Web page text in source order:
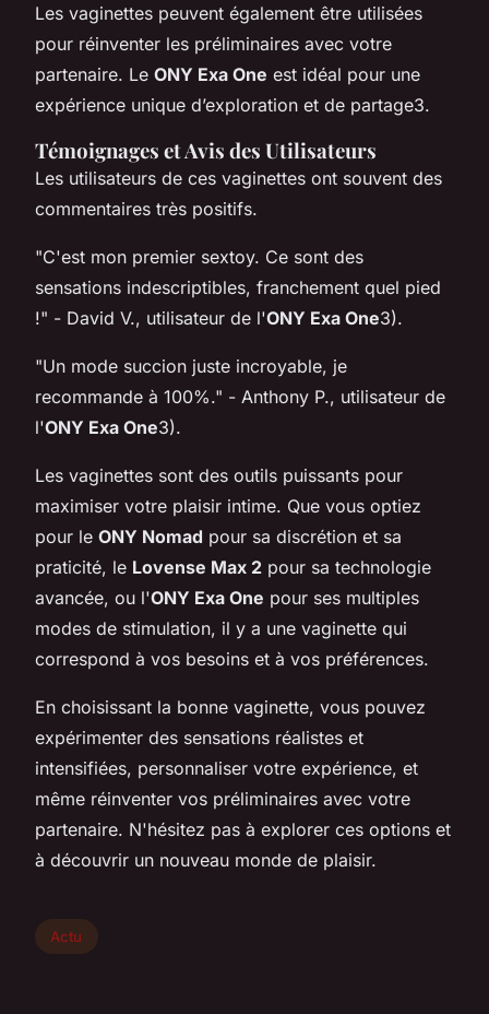
Les vaginettes peuvent également être utilisées
pour réinventer les préliminaires avec votre
partenaire. Le ONY Exa One est idéal pour une
expérience unique d’exploration et de partage3.
Témoignages et Avis des Utilisateurs
Les utilisateurs de ces vaginettes ont souvent des
commentaires très positifs.
"C'est mon premier sextoy. Ce sont des
sensations indescriptibles, franchement quel pied
!" - David V., utilisateur de l'ONY Exa One3).
"Un mode succion juste incroyable, je
recommande à 100%." - Anthony P., utilisateur de
l'ONY Exa One3).
Les vaginettes sont des outils puissants pour
maximiser votre plaisir intime. Que vous optiez
pour le ONY Nomad pour sa discrétion et sa
praticité, le Lovense Max 2 pour sa technologie
avancée, ou l'ONY Exa One pour ses multiples
modes de stimulation, il y a une vaginette qui
correspond à vos besoins et à vos préférences.
En choisissant la bonne vaginette, vous pouvez
expérimenter des sensations réalistes et
intensifiées, personnaliser votre expérience, et
même réinventer vos préliminaires avec votre
partenaire. N'hésitez pas à explorer ces options et
à découvrir un nouveau monde de plaisir.
Actu